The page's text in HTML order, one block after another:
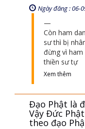
Ngày đăng : 06-
Còn ham
sư thì bị
đừng vì
thiền sư tự
Xem thêm
Đạo Phật là
Vậy Đức
theo đạo